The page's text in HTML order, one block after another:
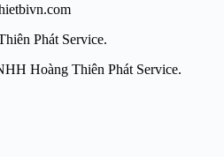
Phát Service.
Nam. Công ty TNHH